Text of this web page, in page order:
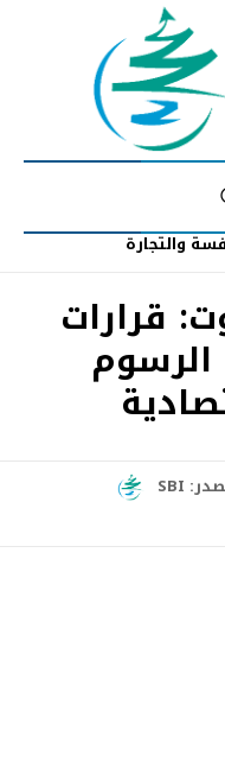
والتجارة
قرارات
SBI